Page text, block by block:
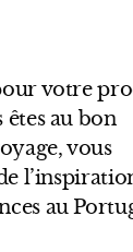
votre
êtes au bon
vous
au